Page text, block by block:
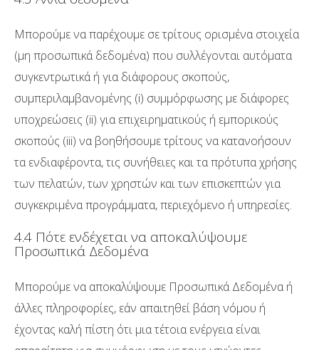
Μπορούμε να παρέχουμε σε τρίτους ορισμένα στοιχεία
(μη προσωπικά δεδομένα) που συλλέγονται αυτόματα
συγκεντρωτικά ή για διάφορους σκοπούς,
συμπεριλαμβανομένης (i) συμμόρφωσης με διάφορες
υποχρεώσεις (ii) για επιχειρηματικούς ή εμπορικούς
σκοπούς (iii) να βοηθήσουμε τρίτους να κατανοήσουν
τα ενδιαφέροντα, τις συνήθειες και τα πρότυπα χρήσης
των πελατών, των χρηστών και των επισκεπτών για
συγκεκριμένα προγράμματα, περιεχόμενο ή υπηρεσίες.
4.4 Πότε ενδέχεται να αποκαλύψουμε
Προσωπικά Δεδομένα
Μπορούμε να αποκαλύψουμε Προσωπικά Δεδομένα ή
άλλες πληροφορίες, εάν απαιτηθεί βάση νόμου ή
έχοντας καλή πίστη ότι μια τέτοια ενέργεια είναι